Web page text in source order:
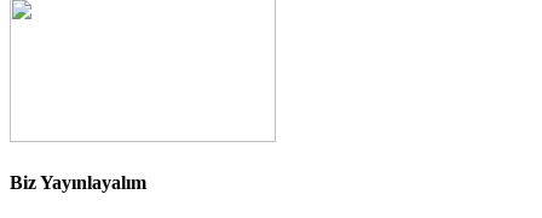
Biz Yayınlayalım